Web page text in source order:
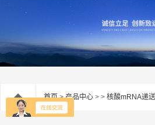
首页>产品中心 > > 核酸mRNA递